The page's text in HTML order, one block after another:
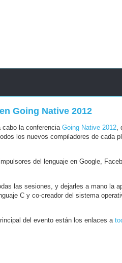
Going Native 2012
cabo la conferencia Going Native 2012,
los nuevos compiladores de cada
del lenguaje en Google,
las sesiones, y dejarles a mano la
C y co-creador del sistema
del evento están los enlaces a